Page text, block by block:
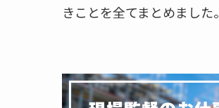
きことを全てまとめました。